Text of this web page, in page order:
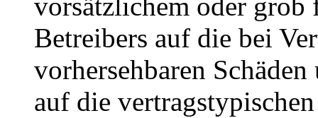
Betreibers auf die bei
vorhersehbaren
auf die